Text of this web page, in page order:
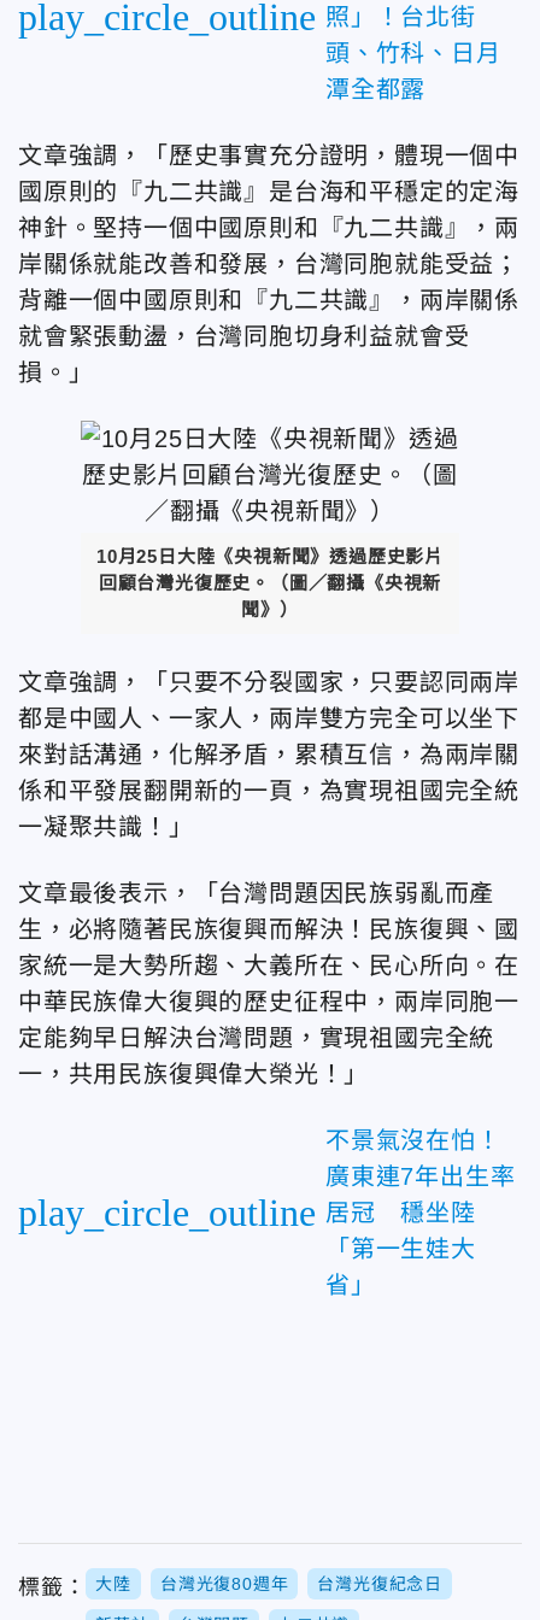
play_circle_outline 照」！台北街
頭、竹科、日月
潭全都露
文章強調，「歷史事實充分證明，體現一個中
國原則的『九二共識』是台海和平穩定的定海
神針。堅持一個中國原則和『九二共識』，兩
岸關係就能改善和發展，台灣同胞就能受益；
背離一個中國原則和『九二共識』，兩岸關係
就會緊張動盪，台灣同胞切身利益就會受
損。」
10月25日大陸《央視新聞》透過歷史影片
回顧台灣光復歷史。（ 圖／翻攝《央視新
聞》 ）
文章強調，「只要不分裂國家，只要認同兩岸
都是中國人、一家人，兩岸雙方完全可以坐下
來對話溝通，化解矛盾，累積互信，為兩岸關
係和平發展翻開新的一頁，為實現祖國完全統
一凝聚共識！」
文章最後表示，「台灣問題因民族弱亂而產
生，必將隨著民族復興而解決！民族復興、國
家統一是大勢所趨、大義所在、民心所向。在
中華民族偉大復興的歷史征程中，兩岸同胞一
定能夠早日解決台灣問題，實現祖國完全統
一，共用民族復興偉大榮光！」
play_circle_outline
不景氣沒在怕！
廣東連7年出生率
居冠 穩坐陸
「第一生娃大
省」
標籤： 大陸 台灣光復80週年 台灣光復紀念日